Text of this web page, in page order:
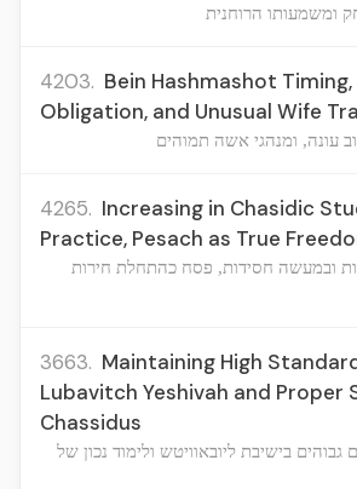
ומשמעותו הרוחנית
4203. Bein Hashmashot Timing,
Obligation, and Unusual Wife
עונה, ומנהגי אשה תמוהים
4265. Increasing in Chasidic
Practice, Pesach as True
ובמעשה חסידות, פסח כהתחלת חירות
3663. Maintaining High
Lubavitch Yeshivah and Proper
Chassidus
בישיבת ליובאוויטש ולימוד נכון של